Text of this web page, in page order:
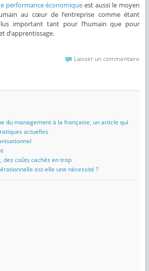
performance économique est aussi le moyen
au cœur de l’entreprise comme étant
important tant pour l’humain que pour
d’apprentissage.
Laisser un commentaire
du management à la française, un article qui
actuelles
des coûts cachés en trop
est-elle une nécessité ?